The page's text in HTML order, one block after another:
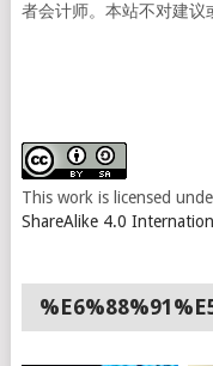
者会计师。本站不对建议
This work is licensed
ShareAlike 4.0